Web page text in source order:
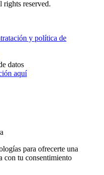
rights reserved.
y política de
datos
aquí
para ofrecerte una
con tu consentimiento